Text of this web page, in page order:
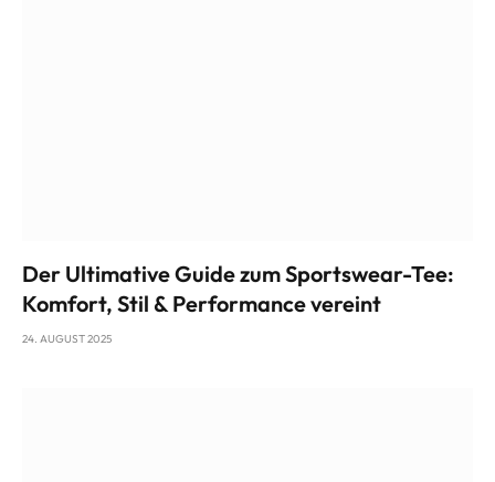
Der Ultimative Guide zum Sportswear-Tee:
Komfort, Stil & Performance vereint
24. AUGUST 2025